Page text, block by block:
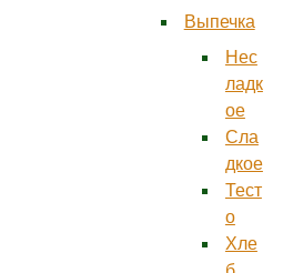
Выпечка
Нес
ладк
ое
Сла
дкое
Тест
о
Хле